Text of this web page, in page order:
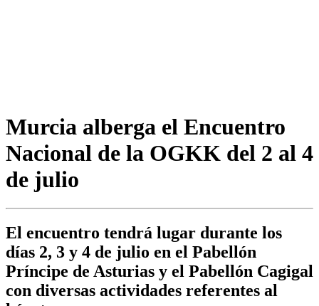
Murcia alberga el Encuentro
Nacional de la OGKK del 2 al 4
de julio
El encuentro tendrá lugar durante los
días 2, 3 y 4 de julio en el Pabellón
Príncipe de Asturias y el Pabellón Cagigal
con diversas actividades referentes al